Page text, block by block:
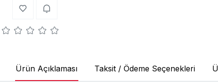
Ürün Açıklaması Taksit / Ödeme Seçenekleri